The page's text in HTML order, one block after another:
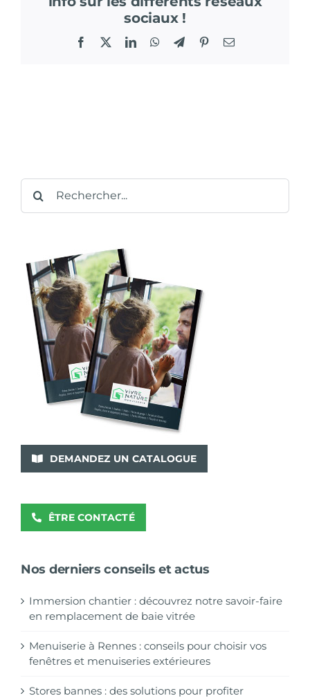
sociaux !
Facebook LinkedInWhatsApp
TelegramPinterestEmail
Rechercher:
DEMANDEZ UN CATALOGUE
ÊTRE CONTACTÉ
Nos derniers conseils et actus
Immersion chantier : découvrez notre savoir-faire
en remplacement de baie vitrée
Menuiserie à Rennes : conseils pour choisir vos
fenêtres et menuiseries extérieures
Stores bannes : des solutions pour profiter